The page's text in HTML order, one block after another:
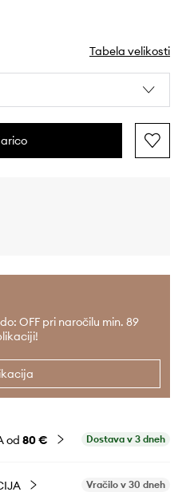
Tabela velikosti
OFF pri naročilu min. 89
od 80 € Dostava v 3 dneh
Vračilo v 30 dneh